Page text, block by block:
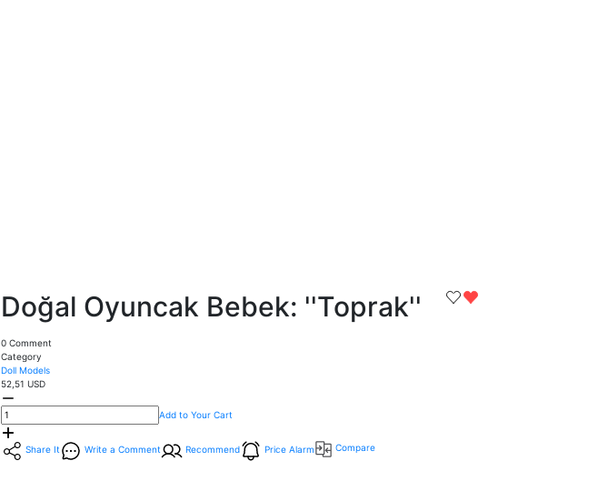
Doğal Oyuncak Bebek: ''Toprak''
0 Comment
Category
Doll Models
52,51 USD
Add to Your Cart
Share It Write a Comment Recommend Price Alarm Compare